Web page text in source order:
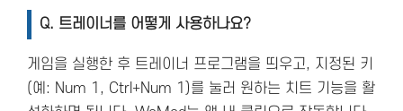
Q. 트레이너를 어떻게 사용하나요?
게임을 실행한 후 트레이너 프로그램을 띄우고, 지정된 키
(예: Num 1, Ctrl+Num 1)를 눌러 원하는 치트 기능을 활